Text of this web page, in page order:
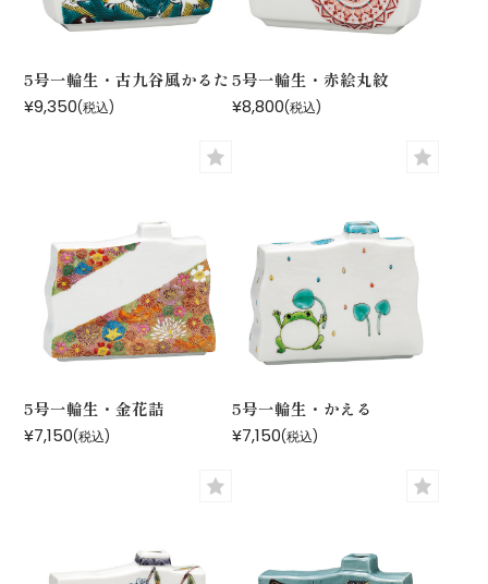
5号一輪生・古九谷風かるた
¥9,350(税込)
5号一輪生・赤絵丸紋
¥8,800(税込)
5号一輪生・金花詰
¥7,150(税込)
5号一輪生・かえる
¥7,150(税込)